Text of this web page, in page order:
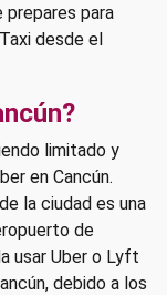
prepares para
desde el
limitado y
en Cancún.
la ciudad es una
de
usar Uber o Lyft
debido a los